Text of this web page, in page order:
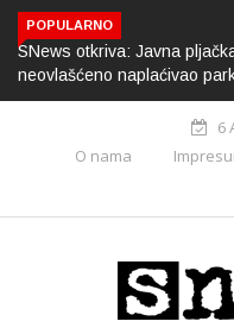
POPULARNO
SNews otkriva: Javna
neovlašćeno naplaćivao
6
O nama